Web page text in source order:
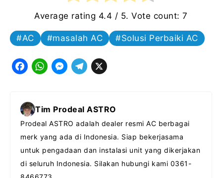
Average rating 4.4 / 5. Vote count:7
AC masalah AC Solusi Perbaiki AC
F
c
e
b
o
o
W
a
t
s
A
p
M
s
e
n
g
T
e
g
r
a
X
Tim Prodeal ASTRO
Prodeal ASTRO adalah dealer resmi AC berbagai
merk yang ada di Indonesia. Siap bekerjasama
untuk pengadaan dan instalasi unit yang dikerjakan
di seluruh Indonesia. Silakan hubungi kami 0361-